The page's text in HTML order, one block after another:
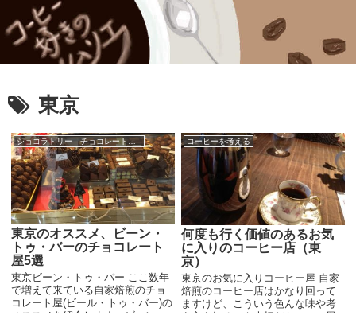
東京
ショコラトリー チョコレートブランド
東京のオススメ、ビーン・
トゥ・バーのチョコレート
屋5選
東京ビーン・トゥ・バー ここ数年
で増えて来ている自家焙煎のチョ
コレート屋(ビール・トゥ・バー)の
オススメを紹介します。ビーン・
コーヒーを考える
何度も行く価値のあるお気
に入りのコーヒー店（東
京）
東京のお気に入りコーヒー屋 自家
焙煎のコーヒー店はかなり回って
ますけど、こういう色んな味や考
え方を知るのも大切だなぁって思